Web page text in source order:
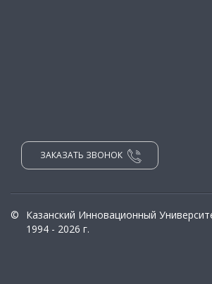
ЗАКАЗАТЬ ЗВОНОК
©
Казанский Инновационный
1994 - 2026 г.